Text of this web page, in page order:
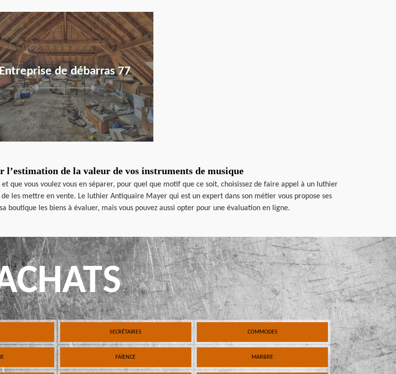
de débarras 77
en savoir plus
de la valeur de vos instruments de musique
que vous voulez vous en séparer, pour quel que motif que ce soit, choisissez de faire appel à un luthier
les mettre en vente. Le luthier Antiquaire Mayer qui est un expert dans son métier vous propose ses
boutique les biens à évaluer, mais vous pouvez aussi opter pour une évaluation en ligne.
SECRÉTAIRES COMMODES
FAÏENCE MARBRE